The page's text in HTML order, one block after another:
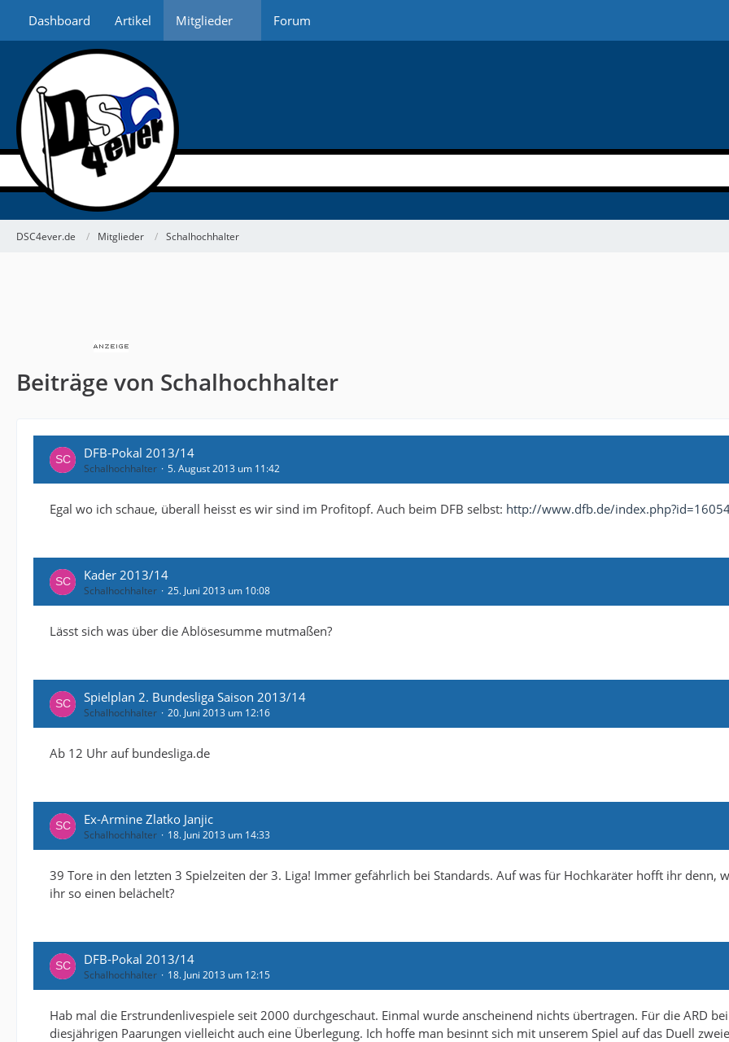
Dashboard Artikel Mitglieder Forum
DSC4ever.de Mitglieder Schalhochhalter
Beiträge von Schalhochhalter
DFB-Pokal 2013/14
Schalhochhalter 5. August 2013 um 11:42
Egal wo ich schaue, überall heisst es wir sind im Profitopf. Auch beim DFB selbst: http://www.dfb.de/
Kader 2013/14
Schalhochhalter 25. Juni 2013 um 10:08
Lässt sich was über die Ablösesumme mutmaßen?
Spielplan 2. Bundesliga Saison 2013/14
Schalhochhalter 20. Juni 2013 um 12:16
Ab 12 Uhr auf bundesliga.de
Ex-Armine Zlatko Janjic
Schalhochhalter 18. Juni 2013 um 14:33
39 Tore in den letzten 3 Spielzeiten der 3. Liga! Immer gefährlich bei Standards. Auf was für Hochkaräter hofft ihr denn,
ihr so einen belächelt?
DFB-Pokal 2013/14
Schalhochhalter 18. Juni 2013 um 12:15
Hab mal die Erstrundenlivespiele seit 2000 durchgeschaut. Einmal wurde anscheinend nichts übertragen. Für die ARD
diesjährigen Paarungen vielleicht auch eine Überlegung. Ich hoffe man besinnt sich mit unserem Spiel auf das Duell